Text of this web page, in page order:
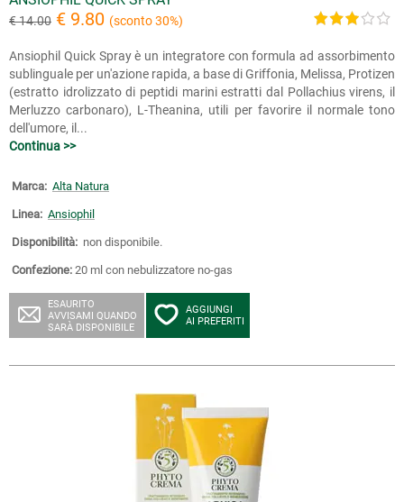
€ 14.00 € 9.80 (sconto 30%)
Ansiophil Quick Spray è un integratore con formula ad assorbimento
sublinguale per un'azione rapida, a base di Griffonia, Melissa, Protizen
(estratto idrolizzato di peptidi marini estratti dal Pollachius virens, il
Merluzzo carbonaro), L-Theanina, utili per favorire il normale tono
dell'umore, il...
Continua >>
Marca: Alta Natura
Linea: Ansiophil
Disponibilità: non disponibile.
Confezione: 20 ml con nebulizzatore no-gas
ESAURITO
AVVISAMI QUANDO
SARÀ DISPONIBILE
AGGIUNGI
AI PREFERITI